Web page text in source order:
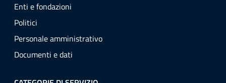
Enti e fondazioni
Politici
Personale amministrativo
Documenti e dati